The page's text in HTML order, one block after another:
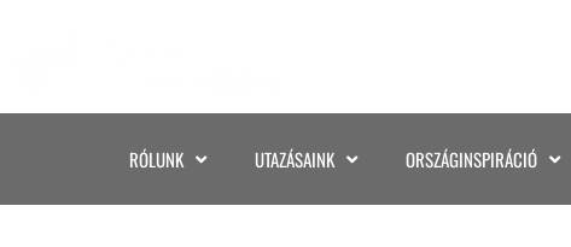
RÓLUNK UTAZÁSAINK ORSZÁGINSPIRÁCIÓ